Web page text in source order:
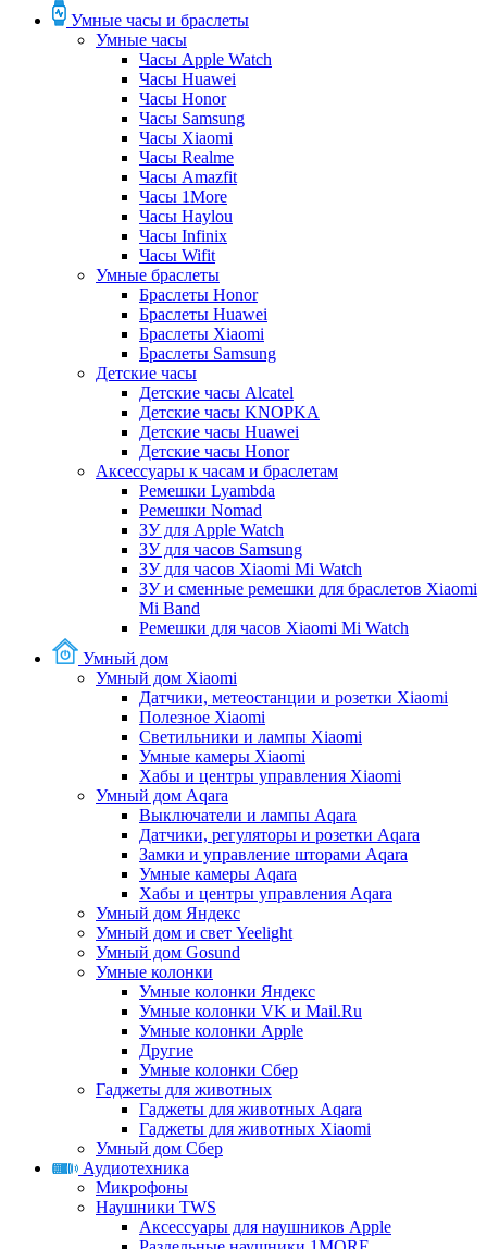
Умные часы и браслеты
Умные часы
Часы Apple Watch
Часы Huawei
Часы Honor
Часы Samsung
Часы Xiaomi
Часы Realme
Часы Amazfit
Часы 1More
Часы Haylou
Часы Infinix
Часы Wifit
Умные браслеты
Браслеты Honor
Браслеты Huawei
Браслеты Xiaomi
Браслеты Samsung
Детские часы
Детские часы Alcatel
Детские часы KNOPKA
Детские часы Huawei
Детские часы Honor
Аксессуары к часам и браслетам
Ремешки Lyambda
Ремешки Nomad
ЗУ для Apple Watch
ЗУ для часов Samsung
ЗУ для часов Xiaomi Mi Watch
ЗУ и сменные ремешки для браслетов Xiaomi
Mi Band
Ремешки для часов Xiaomi Mi Watch
Умный дом
Умный дом Xiaomi
Датчики, метеостанции и розетки Xiaomi
Полезное Xiaomi
Светильники и лампы Xiaomi
Умные камеры Xiaomi
Хабы и центры управления Xiaomi
Умный дом Aqara
Выключатели и лампы Aqara
Датчики, регуляторы и розетки Aqara
Замки и управление шторами Aqara
Умные камеры Aqara
Хабы и центры управления Aqara
Умный дом Яндекс
Умный дом и свет Yeelight
Умный дом Gosund
Умные колонки
Умные колонки Яндекс
Умные колонки VK и Mail.Ru
Умные колонки Apple
Другие
Умные колонки Сбер
Гаджеты для животных
Гаджеты для животных Aqara
Гаджеты для животных Xiaomi
Умный дом Сбер
Аудиотехника
Микрофоны
Наушники TWS
Аксессуары для наушников Apple